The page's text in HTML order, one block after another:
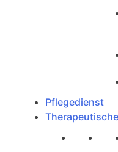
Pflegedienst